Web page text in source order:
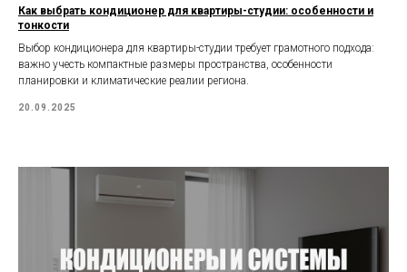
Как выбрать кондиционер для квартиры-студии: особенности и
тонкости
Выбор кондиционера для квартиры-студии требует грамотного подхода:
важно учесть компактные размеры пространства, особенности
планировки и климатические реалии региона.
20.09.2025